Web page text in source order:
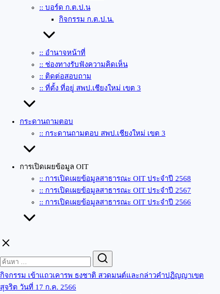
:: บอร์ด ก.ต.ป.น
กิจกรรม ก.ต.ป.น.
:: อำนาจหน้าที่
:: ช่องทางรับฟังความคิดเห็น
:: ติดต่อสอบถาม
:: ที่ตั้ง ที่อยู่ สพป.เชียงใหม่ เขต 3
กระดานถามตอบ
:: กระดานถามตอบ สพป.เชียงใหม่ เขต 3
การเปิดเผยข้อมูล OIT
:: การเปิดเผยข้อมูลสาธารณะ OIT ประจำปี 2568
:: การเปิดเผยข้อมูลสาธารณะ OIT ประจำปี 2567
:: การเปิดเผยข้อมูลสาธารณะ OIT ประจำปี 2566
for:
กิจกรรม เข้าแถวเคารพ ธงชาติ สวดมนต์และกล่าวคำปฏิญญาเขต
สุจริต วันที่ 17 ก.ค. 2566